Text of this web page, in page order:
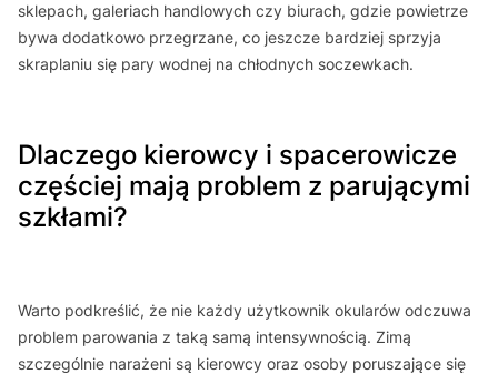
sklepach, galeriach handlowych czy biurach, gdzie powietrze
bywa dodatkowo przegrzane, co jeszcze bardziej sprzyja
skraplaniu się pary wodnej na chłodnych soczewkach.
Dlaczego kierowcy i spacerowicze
częściej mają problem z parującymi
szkłami?
Warto podkreślić, że nie każdy użytkownik okularów odczuwa
problem parowania z taką samą intensywnością. Zimą
szczególnie narażeni są kierowcy oraz osoby poruszające się